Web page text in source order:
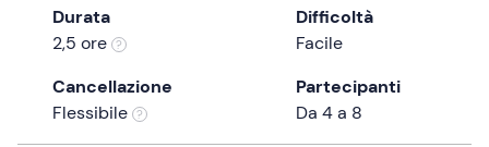
Durata
2,5 ore
Difficoltà
Facile
Cancellazione
Flessibile
Partecipanti
Da 4 a 8